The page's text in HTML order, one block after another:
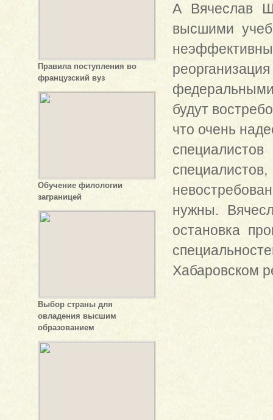
Правила поступления во
французский вуз
Обучение филологии
заграницей
Выбор страны для
овладения высшим
образованием
А Вячеслав
высшими
федеральными
будут
что очень
специалистов,
нужны.
остановка
Хабаровском